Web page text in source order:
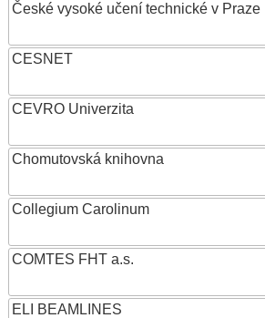
České vysoké učení technické v Praze
CESNET
CEVRO Univerzita
Chomutovská knihovna
Collegium Carolinum
COMTES FHT a.s.
ELI BEAMLINES